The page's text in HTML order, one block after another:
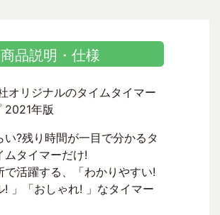
商品説明・仕様
オリジナルのタイムタイマー
2021年版
い?残り時間が一目で分かるタ
ムタイマーだけ!
で活躍する、「わかりやすい!
! 」「おしゃれ! 」なタイマー